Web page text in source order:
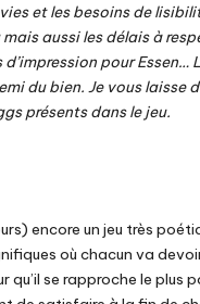
et les besoins de
mais aussi les délais à
pour Essen…
du bien. Je vous laisse
présents dans le jeu.
encore un jeu très
où chacun va
qu’il se rapproche le plus